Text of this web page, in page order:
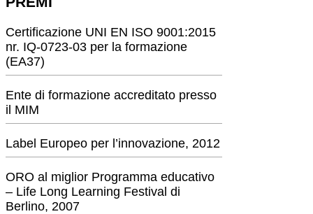
Certificazione UNI EN ISO 9001:2015
nr. IQ-0723-03 per la formazione
(EA37)
Ente di formazione accreditato presso
il MIM
Label Europeo per l’innovazione, 2012
ORO al miglior Programma educativo
– Life Long Learning Festival di
Berlino, 2007